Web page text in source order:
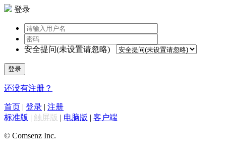
登录
安全提问(未设置请忽略)
登录
还没有注册？
首页 | 登录 | 注册
标准版 | 触屏版 | 电脑版 | 客户端
© Comsenz Inc.